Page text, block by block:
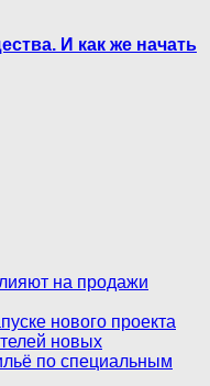
И как же начать
на продажи
нового проекта
новых
по специальным